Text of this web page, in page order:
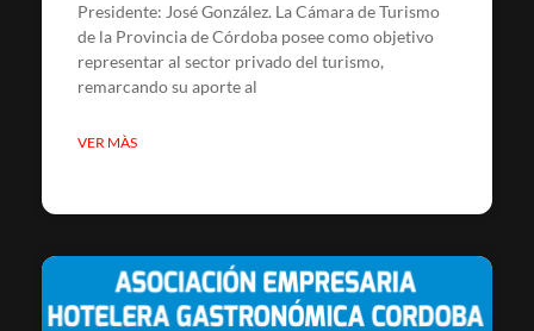
Presidente: José González. La Cámara de Turismo
de la Provincia de Córdoba posee como objetivo
representar al sector privado del turismo,
remarcando su aporte al
VER MÀS